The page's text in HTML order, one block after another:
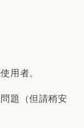
用者。
題（但請稍安